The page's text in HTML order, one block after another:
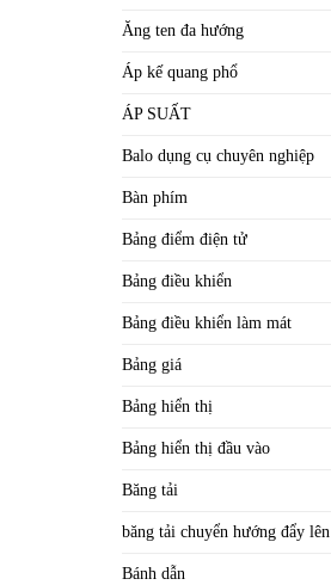
Ăng ten đa hướng
Áp kế quang phổ
ÁP SUẤT
Balo dụng cụ chuyên nghiệp
Bàn phím
Bảng điểm điện tử
Bảng điều khiển
Bảng điều khiển làm mát
Bảng giá
Bảng hiển thị
Bảng hiển thị đầu vào
Băng tải
băng tải chuyển hướng đẩy lên
Bánh dẫn